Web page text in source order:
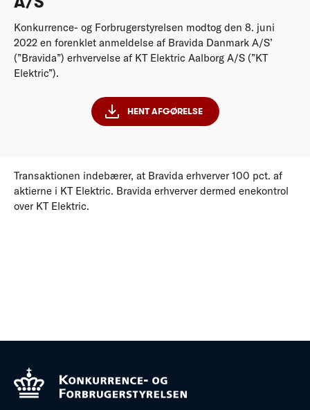
Konkurrence- og Forbrugerstyrelsen modtog den 8. juni
2022 en forenklet anmeldelse af Bravida Danmark A/S’
(”Bravida”) erhvervelse af KT Elektric Aalborg A/S (”KT
Elektric”).
HENT AFGØRELSE
Transaktionen indebærer, at Bravida erhverver 100 pct. af
aktierne i KT Elektric. Bravida erhverver dermed enekontrol
over KT Elektric.